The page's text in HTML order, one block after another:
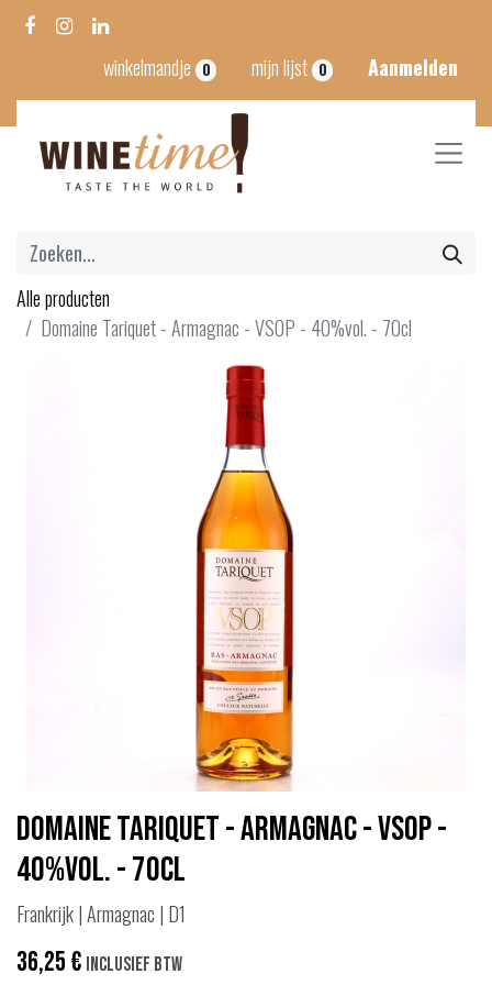
winkelmandje 0 mijn lijst 0 Aanmelden
Alle producten
Domaine Tariquet - Armagnac - VSOP - 40%vol. - 70cl
Domaine Tariquet - Armagnac - VSOP -
40%vol. - 70cl
Frankrijk | Armagnac | D1
36,25€ Inclusief btw